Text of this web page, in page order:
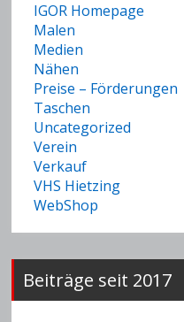
IGOR Homepage
Malen
Medien
Nähen
Preise – Förderungen
Taschen
Uncategorized
Verein
Verkauf
VHS Hietzing
WebShop
Beiträge seit 2017